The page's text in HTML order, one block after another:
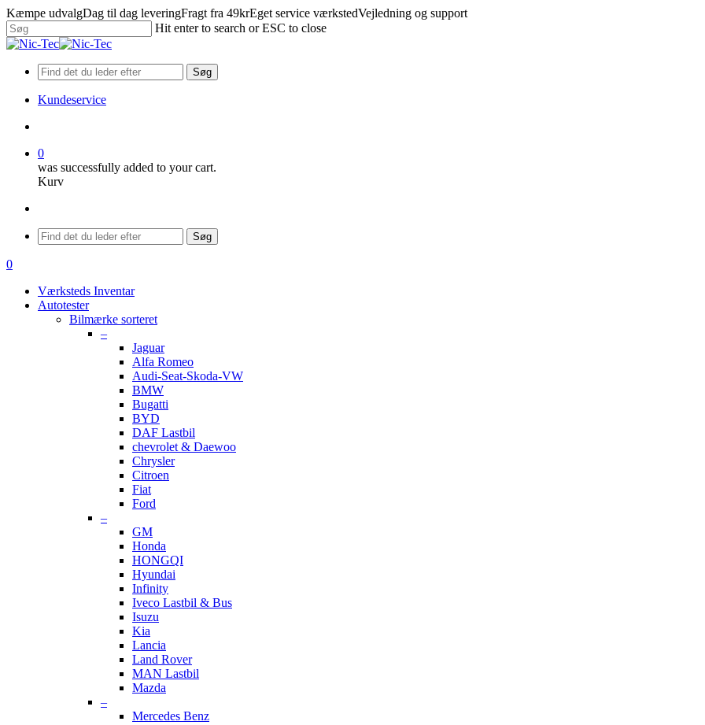
Skip
to
main
Kæmpe udvalgDag til dag leveringFragt fra 49krEget service værkstedVejledning og support
Hit enter to search or ESC to close
Close
Søg
Kundeservice
0
was successfully added to your cart.
Kurv
Menu
Søg
search
0
Værksteds Inventar
Autotester
Bilmærke sorteret
–
Jaguar
Alfa Romeo
Audi-Seat-Skoda-VW
BMW
Bugatti
BYD
DAF Lastbil
chevrolet & Daewoo
Chrysler
Citroen
Fiat
Ford
–
GM
Honda
HONGQI
Hyundai
Infinity
Iveco Lastbil & Bus
Isuzu
Kia
Lancia
Land Rover
MAN Lastbil
Mazda
–
Mercedes Benz